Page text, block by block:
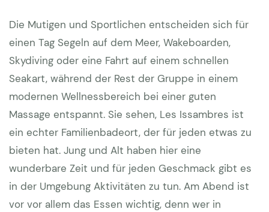
Die Mutigen und Sportlichen entscheiden sich für
einen Tag Segeln auf dem Meer, Wakeboarden,
Skydiving oder eine Fahrt auf einem schnellen
Seakart, während der Rest der Gruppe in einem
modernen Wellnessbereich bei einer guten
Massage entspannt. Sie sehen, Les Issambres ist
ein echter Familienbadeort, der für jeden etwas zu
bieten hat. Jung und Alt haben hier eine
wunderbare Zeit und für jeden Geschmack gibt es
in der Umgebung Aktivitäten zu tun. Am Abend ist
vor vor allem das Essen wichtig, denn wer in